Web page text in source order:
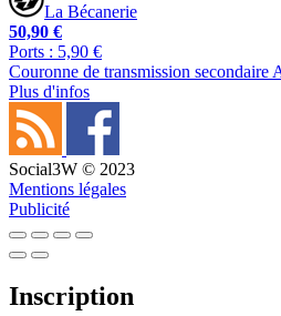
La Bécanerie
50,90 €
Ports : 5,90 €
Couronne de transmission secondaire
Plus d'infos
Social3W © 2023
Mentions légales
Publicité
Inscription